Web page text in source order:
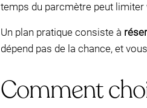
temps du parcmètre peut limiter
Un plan pratique consiste à
dépend pas de la chance, et
Comment